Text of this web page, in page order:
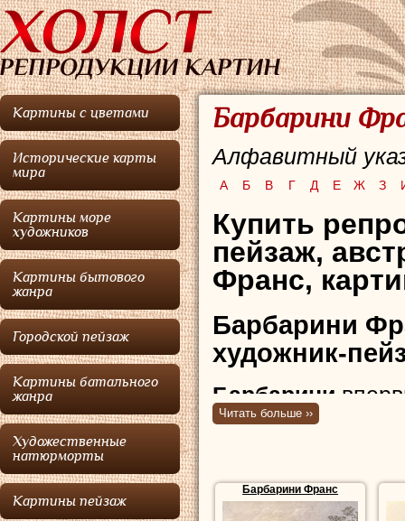
Картины с цветами
Исторические карты
мира
Картины море
художников
Картины бытового
жанра
Городской пейзаж
Картины батального
жанра
Художественные
натюрморты
Картины пейзаж
Барбарини
Алфавитный
А Б В Г Д Е Ж З
Купить
пейзаж,
Франс,
Барбарини
художник-
Барбарини
Академии
посвящать себя
пейзажа
Читать больше ››
Барбарини Франс